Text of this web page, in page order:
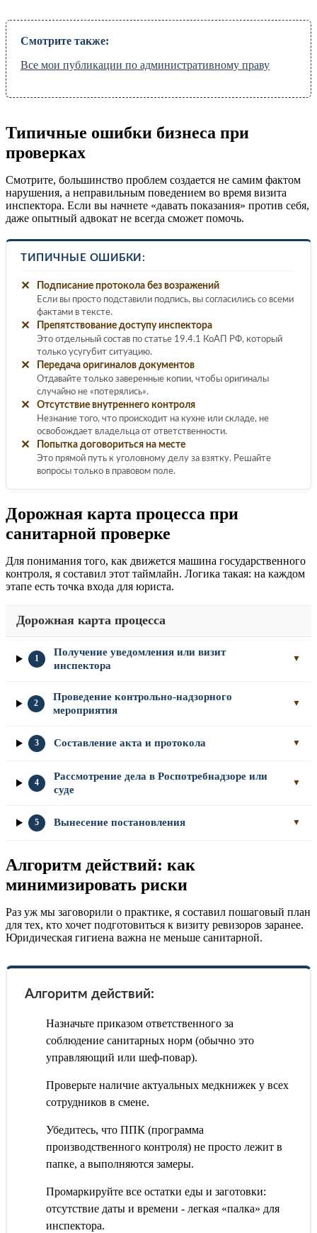
Смотрите также:
Все мои публикации по административному праву
Типичные ошибки бизнеса при
проверках
Смотрите, большинство проблем создается не самим фактом
нарушения, а неправильным поведением во время визита
инспектора. Если вы начнете «давать показания» против себя,
даже опытный адвокат не всегда сможет помочь.
ТИПИЧНЫЕ ОШИБКИ:
✕ Подписание протокола без возражений
Если вы просто подставили подпись, вы согласились со всеми
фактами в тексте.
✕ Препятствование доступу инспектора
Это отдельный состав по статье 19.4.1 КоАП РФ, который
только усугубит ситуацию.
✕ Передача оригиналов документов
Отдавайте только заверенные копии, чтобы оригиналы
случайно не «потерялись».
✕ Отсутствие внутреннего контроля
Незнание того, что происходит на кухне или складе, не
освобождает владельца от ответственности.
✕ Попытка договориться на месте
Это прямой путь к уголовному делу за взятку. Решайте
вопросы только в правовом поле.
Дорожная карта процесса при
санитарной проверке
Для понимания того, как движется машина государственного
контроля, я составил этот таймлайн. Логика такая: на каждом
этапе есть точка входа для юриста.
Дорожная карта процесса
1
Получение уведомления или визит
инспектора
▼
2
Проведение контрольно-надзорного
мероприятия
▼
3 Составление акта и протокола ▼
4
Рассмотрение дела в Роспотребнадзоре или
суде
▼
5 Вынесение постановления ▼
Алгоритм действий: как
минимизировать риски
Раз уж мы заговорили о практике, я составил пошаговый план
для тех, кто хочет подготовиться к визиту ревизоров заранее.
Юридическая гигиена важна не меньше санитарной.
Алгоритм действий:
Назначьте приказом ответственного за
соблюдение санитарных норм (обычно это
управляющий или шеф-повар).
Проверьте наличие актуальных медкнижек у всех
сотрудников в смене.
Убедитесь, что ППК (программа
производственного контроля) не просто лежит в
папке, а выполняются замеры.
Промаркируйте все остатки еды и заготовки:
отсутствие даты и времени - легкая «палка» для
инспектора.